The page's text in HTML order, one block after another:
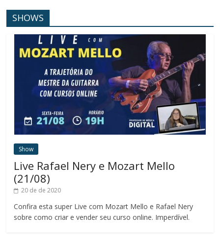
SHOWS
Show
Live Rafael Nery e Mozart Mello
(21/08)
20 de de 2020
Confira esta super Live com Mozart Mello e Rafael Nery
sobre como criar e vender seu curso online. Imperdível.